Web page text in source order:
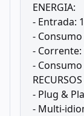
ENERGIA:
- Entrada:
-
- Corrente:
- Consumo
- Plug &
- Multi-